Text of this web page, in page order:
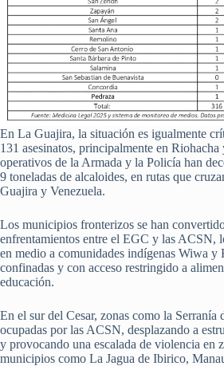
En La Guajira, la situación es igualmente
131 asesinatos, principalmente en
operativos de la Armada y la Policía han
9 toneladas de alcaloides, en rutas que
Guajira y Venezuela.
Los municipios fronterizos se han
enfrentamientos entre el EGC y las ACSN,
en medio a comunidades indígenas Wiwa
confinadas y con acceso restringido a
educación.
En el sur del Cesar, zonas como la Serranía
ocupadas por las ACSN, desplazando a
y provocando una escalada de violencia en
municipios como La Jagua de Ibirico,